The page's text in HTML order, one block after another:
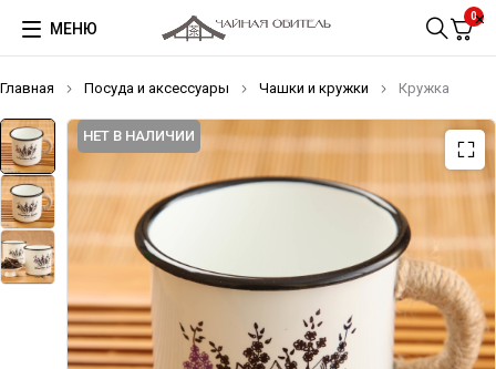
МЕНЮ
0
Главная Посуда и аксессуары Чашки и кружки Кружка
НЕТ В НАЛИЧИИ